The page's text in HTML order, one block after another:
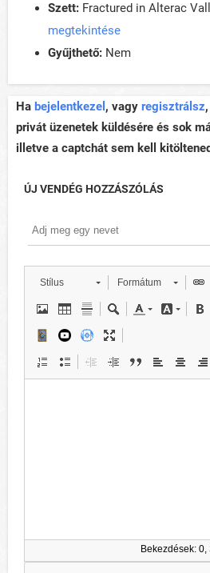
Szett: Fractured in Alterac
megtekintése
Gyűjthető: Nem
Ha bejelentkezel , vagy regisztrálsz
privát üzenetek küldésére és sok
illetve a captchát sem kell
ÚJ VENDÉG HOZZÁSZÓLÁS
Stílus Formátum
Bekezdések: